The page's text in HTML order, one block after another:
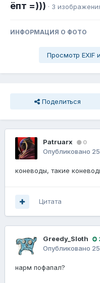
ёпт =))) · 3
ИНФОРМАЦИЯ О ФОТО
Просмотр EXIF
Поделиться
Patruarx 0
Опубликовано
коневоды, такие
Цитата
Greedy_Sloth
Опубликовано
нарм пофапал?